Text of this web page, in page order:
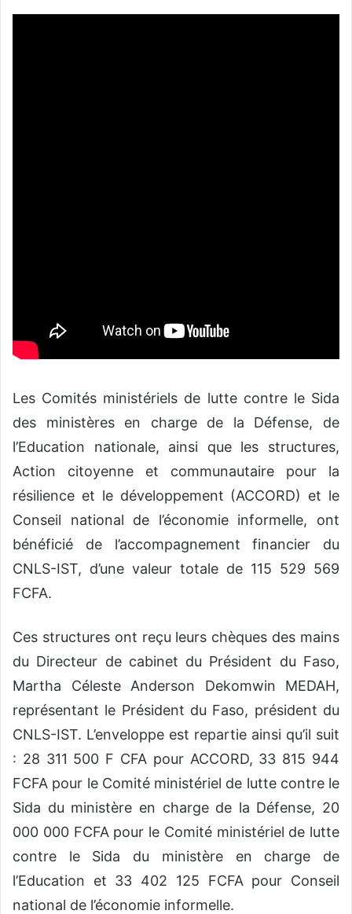
Les Comités ministériels de lutte contre le Sida
des ministères en charge de la Défense, de
l’Education nationale, ainsi que les structures,
Action citoyenne et communautaire pour la
résilience et le développement (ACCORD) et le
Conseil national de l’économie informelle, ont
bénéficié de l’accompagnement financier du
CNLS-IST, d’une valeur totale de 115 529 569
FCFA.
Ces structures ont reçu leurs chèques des mains
du Directeur de cabinet du Président du Faso,
Martha Céleste Anderson Dekomwin MEDAH,
représentant le Président du Faso, président du
CNLS-IST. L’enveloppe est repartie ainsi qu’il suit
: 28 311 500 F CFA pour ACCORD, 33 815 944
FCFA pour le Comité ministériel de lutte contre le
Sida du ministère en charge de la Défense, 20
000 000 FCFA pour le Comité ministériel de lutte
contre le Sida du ministère en charge de
l’Education et 33 402 125 FCFA pour Conseil
national de l’économie informelle.